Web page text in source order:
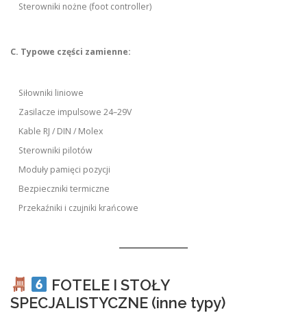
Sterowniki nożne (foot controller)
C. Typowe części zamienne:
Siłowniki liniowe
Zasilacze impulsowe 24–29V
Kable RJ / DIN / Molex
Sterowniki pilotów
Moduły pamięci pozycji
Bezpieczniki termiczne
Przekaźniki i czujniki krańcowe
FOTELE I STOŁY
SPECJALISTYCZNE (inne typy)